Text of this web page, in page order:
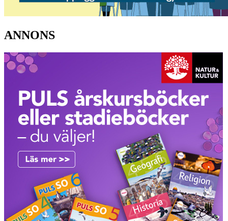
ANNONS